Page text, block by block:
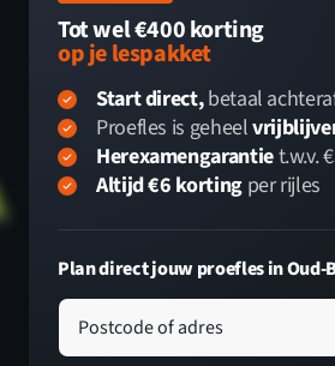
Tot wel €400 korting
op je lespakket
Start direct,betaal
Proefles is geheel
Herexamengarantiet.w.v.
Altijd €6 kortingper rijles
Plan direct jouw proefles in
Postcode of adres